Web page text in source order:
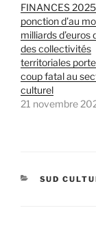
FINANCES 2025
ponction d’au
milliards d’euros
des collectivités
territoriales
coup fatal au
culturel
21 novembre
SUD